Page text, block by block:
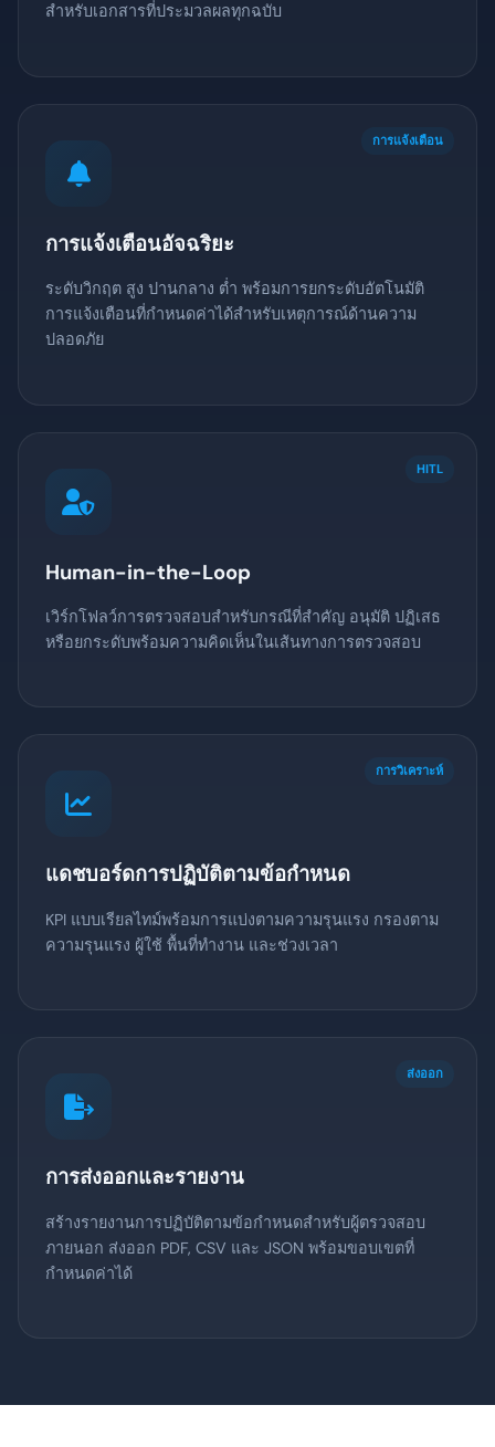
สำหรับเอกสารที่ประมวลผลทุกฉบับ
การแจ้งเตือน
การแจ้งเตือนอัจฉริยะ
ระดับวิกฤต สูง ปานกลาง ต่ำ พร้อมการยกระดับอัตโนมัติ
การแจ้งเตือนที่กำหนดค่าได้สำหรับเหตุการณ์ด้านความ
ปลอดภัย
HITL
Human-in-the-Loop
เวิร์กโฟลว์การตรวจสอบสำหรับกรณีที่สำคัญ อนุมัติ ปฏิเสธ
หรือยกระดับพร้อมความคิดเห็นในเส้นทางการตรวจสอบ
การวิเคราะห์
แดชบอร์ดการปฏิบัติตามข้อกำหนด
KPI แบบเรียลไทม์พร้อมการแบ่งตามความรุนแรง กรองตาม
ความรุนแรง ผู้ใช้ พื้นที่ทำงาน และช่วงเวลา
ส่งออก
การส่งออกและรายงาน
สร้างรายงานการปฏิบัติตามข้อกำหนดสำหรับผู้ตรวจสอบ
ภายนอก ส่งออก PDF, CSV และ JSON พร้อมขอบเขตที่
กำหนดค่าได้